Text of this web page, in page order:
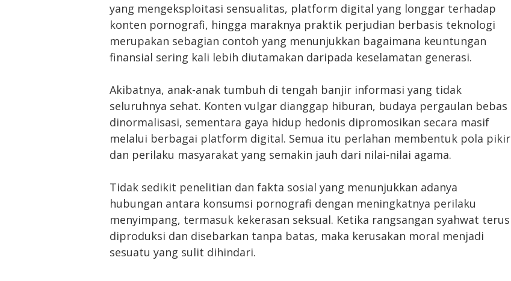
yang mengeksploitasi sensualitas, platform digital yang longgar terhadap
konten pornografi, hingga maraknya praktik perjudian berbasis teknologi
merupakan sebagian contoh yang menunjukkan bagaimana keuntungan
finansial sering kali lebih diutamakan daripada keselamatan generasi.
Akibatnya, anak-anak tumbuh di tengah banjir informasi yang tidak
seluruhnya sehat. Konten vulgar dianggap hiburan, budaya pergaulan bebas
dinormalisasi, sementara gaya hidup hedonis dipromosikan secara masif
melalui berbagai platform digital. Semua itu perlahan membentuk pola pikir
dan perilaku masyarakat yang semakin jauh dari nilai-nilai agama.
Tidak sedikit penelitian dan fakta sosial yang menunjukkan adanya
hubungan antara konsumsi pornografi dengan meningkatnya perilaku
menyimpang, termasuk kekerasan seksual. Ketika rangsangan syahwat terus
diproduksi dan disebarkan tanpa batas, maka kerusakan moral menjadi
sesuatu yang sulit dihindari.
Komisi III DPRD Pekanbaru
Fasilitasi Mediasi Dugaan
Kekerasan Murid di SDN 181,
Kedua Pihak Mulai Sepakat
Senin, 11 Mei 2026 17:53 WIB